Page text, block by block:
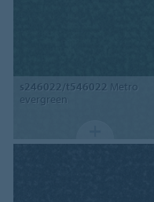
s246022/t546022 Metro
evergreen